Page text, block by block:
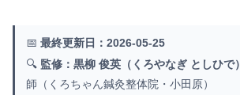
📅 最終更新日：2026-05-25
🔍 監修：黒柳 俊英（くろやなぎ としひで）
師（くろちゃん鍼灸整体院・小田原）